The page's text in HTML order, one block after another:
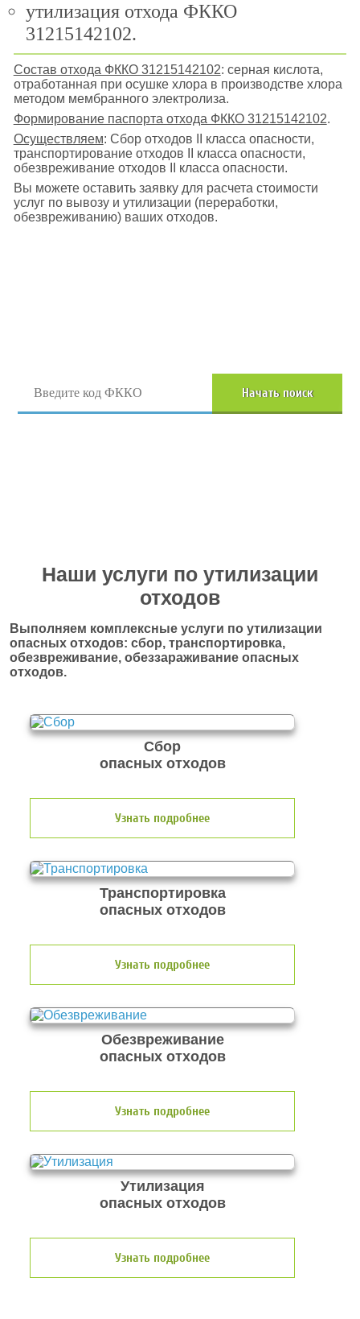
утилизация отхода ФККО
31215142102.
Состав отхода ФККО 31215142102: серная кислота,
отработанная при осушке хлора в производстве хлора
методом мембранного электролиза.
Формирование паспорта отхода ФККО 31215142102.
Осуществляем: Сбор отходов II класса опасности,
транспортирование отходов II класса опасности,
обезвреживание отходов II класса опасности.
Вы можете оставить заявку для расчета стоимости
услуг по вывозу и утилизации (переработки,
обезвреживанию) ваших отходов.
Начать поиск
Наши услуги по утилизации
отходов
Выполняем комплексные услуги по утилизации
опасных отходов: сбор, транспортировка,
обезвреживание, обеззараживание опасных
отходов.
Сбор
опасных отходов
Узнать подробнее
Транспортировка
опасных отходов
Узнать подробнее
Обезвреживание
опасных отходов
Узнать подробнее
Утилизация
опасных отходов
Узнать подробнее